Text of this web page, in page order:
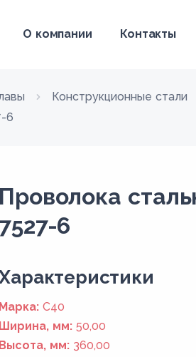
О компании Контакты
Конструкционные стали
6
Проволока
7527-6
Марка: C40
Ширина, мм: 50,00
Высота, мм: 360,00